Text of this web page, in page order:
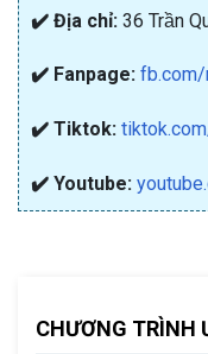
✔️ Địa chỉ: 36 Trần
✔️ Fanpage: fb.com/
✔️ Tiktok:
✔️ Youtube:
CHƯƠNG TRÌNH